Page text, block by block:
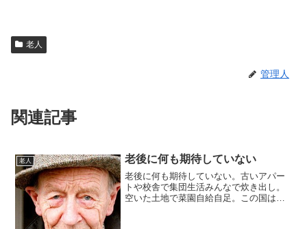
老人
管理人
関連記事
老人 老後に何も期待していない
老後に何も期待していない。古いアパー
トや校舎で集団生活みんなで炊き出し。
空いた土地で菜園自給自足。この国は老